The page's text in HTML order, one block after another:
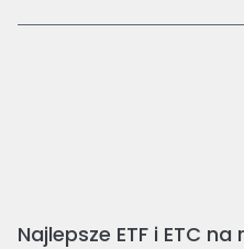
Najlepsze ETF i ETC